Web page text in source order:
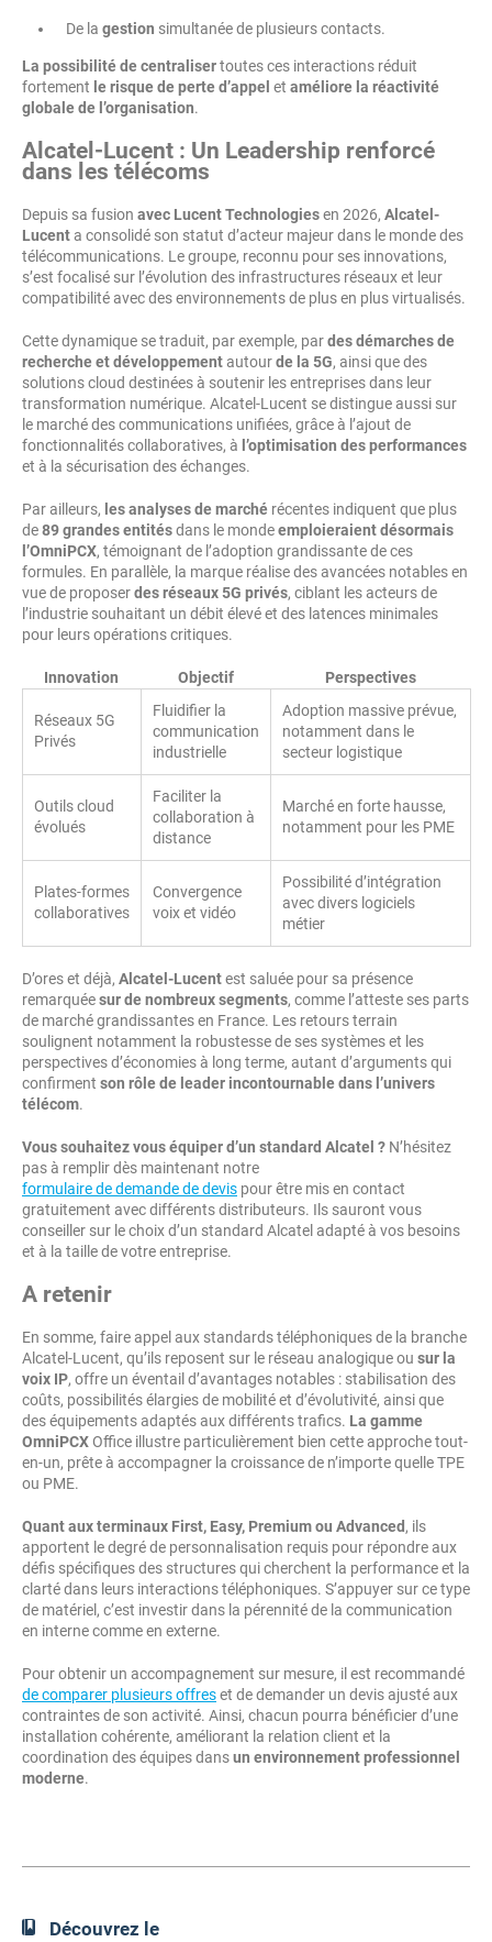
De la gestion simultanée de plusieurs contacts.
La possibilité de centralisertoutes ces interactions réduit
fortement le risque de perte d’appel et améliore la réactivité
globale de l’organisation.
Alcatel-Lucent : Un Leadership renforcé
dans les télécoms
Depuis sa fusion avec Lucent Technologiesen 2026, Alcatel-
Lucenta consolidé son statut d’acteur majeur dans le monde des
télécommunications. Le groupe, reconnu pour ses innovations,
s’est focalisé sur l’évolution des infrastructures réseaux et leur
compatibilité avec des environnements de plus en plus virtualisés.
Cette dynamique se traduit, par exemple, pardes démarches de
recherche et développementautourde la 5G, ainsi que des
solutions cloud destinées à soutenir les entreprises dans leur
transformation numérique. Alcatel-Lucent se distingue aussi sur
le marché des communications unifiées, grâce à l’ajout de
fonctionnalités collaboratives, à l’optimisation des performances
et à la sécurisation des échanges.
Par ailleurs, les analyses de marché récentes indiquent que plus
de89 grandes entitésdans le mondeemploieraient désormais
l’OmniPCX, témoignant de l’adoption grandissante de ces
formules. En parallèle, la marque réalise des avancées notables en
vue de proposerdes réseaux 5G privés, ciblant les acteurs de
l’industrie souhaitant un débit élevé et des latences minimales
pour leurs opérations critiques.
Innovation Objectif Perspectives
Réseaux 5G
Privés
Fluidifier la
communication
industrielle
Adoption massive prévue,
notamment dans le
secteur logistique
Outils cloud
évolués
Faciliter la
collaboration à
distance
Marché en forte hausse,
notamment pour les PME
Plates-formes
collaboratives
Convergence
voix et vidéo
Possibilité d’intégration
avec divers logiciels
métier
D’ores et déjà, Alcatel-Lucentest saluée pour sa présence
remarquéesur de nombreux segments, comme l’atteste ses parts
de marché grandissantes en France. Les retours terrain
soulignent notamment la robustesse de ses systèmes et les
perspectives d’économies à long terme, autant d’arguments qui
confirment son rôle de leader incontournable dans l’univers
télécom.
Vous souhaitez vous équiper d’un standard Alcatel ? N’hésitez
pas à remplir dès maintenant notre
formulaire de demande de devis pour être mis en contact
gratuitement avec différents distributeurs. Ils sauront vous
conseiller sur le choix d’un standard Alcatel adapté à vos besoins
et à la taille de votre entreprise.
A retenir
En somme, faire appel aux standards téléphoniques de la branche
Alcatel-Lucent, qu’ils reposent sur le réseau analogique ou sur la
voix IP, offre un éventail d’avantages notables : stabilisation des
coûts, possibilités élargies de mobilité et d’évolutivité, ainsi que
des équipements adaptés aux différents trafics. La gamme
OmniPCX Office illustre particulièrement bien cette approche tout-
en-un, prête à accompagner la croissance de n’importe quelle TPE
ou PME.
Quant aux terminaux First, Easy, Premium ou Advanced, ils
apportent le degré de personnalisation requis pour répondre aux
défis spécifiques des structures qui cherchent la performance et la
clarté dans leurs interactions téléphoniques. S’appuyer sur ce type
de matériel, c’est investir dans la pérennité de la communication
en interne comme en externe.
Pour obtenir un accompagnement sur mesure, il est recommandé
de comparer plusieurs offreset de demander un devis ajusté aux
contraintes de son activité. Ainsi, chacun pourra bénéficier d’une
installation cohérente, améliorant la relation client et la
coordination des équipes dansun environnement professionnel
moderne.
Découvrez le